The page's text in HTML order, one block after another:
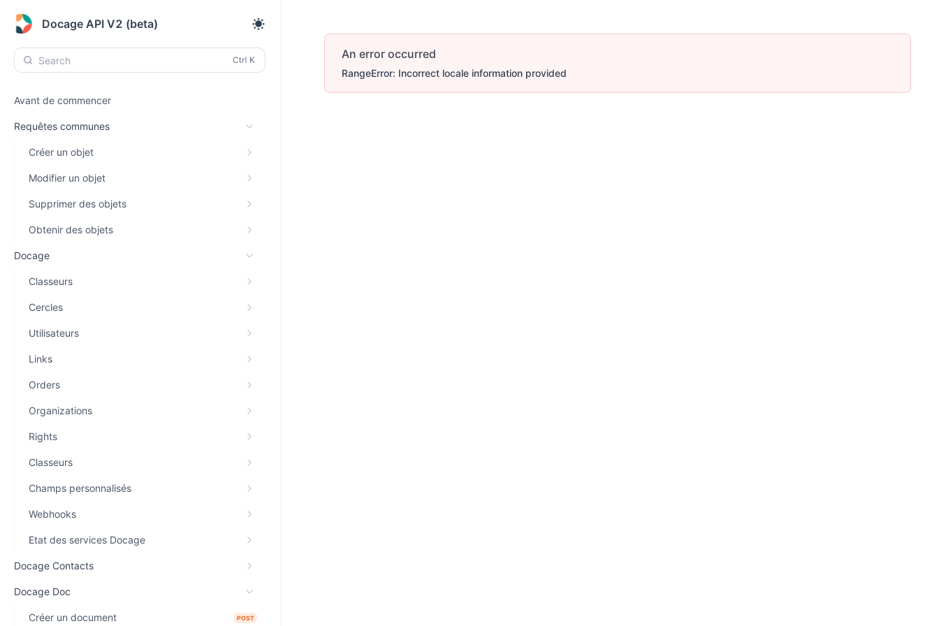
Docage API V2 (beta)
Search
Avant de commencer
Requêtes communes
Créer un objet
Modifier un objet
Supprimer des objets
Obtenir des objets
Docage
Classeurs
Cercles
Utilisateurs
Links
Orders
Organizations
Rights
Classeurs
Champs personnalisés
Webhooks
Etat des services Docage
Docage Contacts
Docage Doc
Créer un document POST
An error occurred
RangeError: Incorrect locale information provided